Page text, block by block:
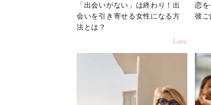
「出会いがない」は終わり！出
会いを引き寄せる女性になる方
法とは？
Love
恋
彼ご